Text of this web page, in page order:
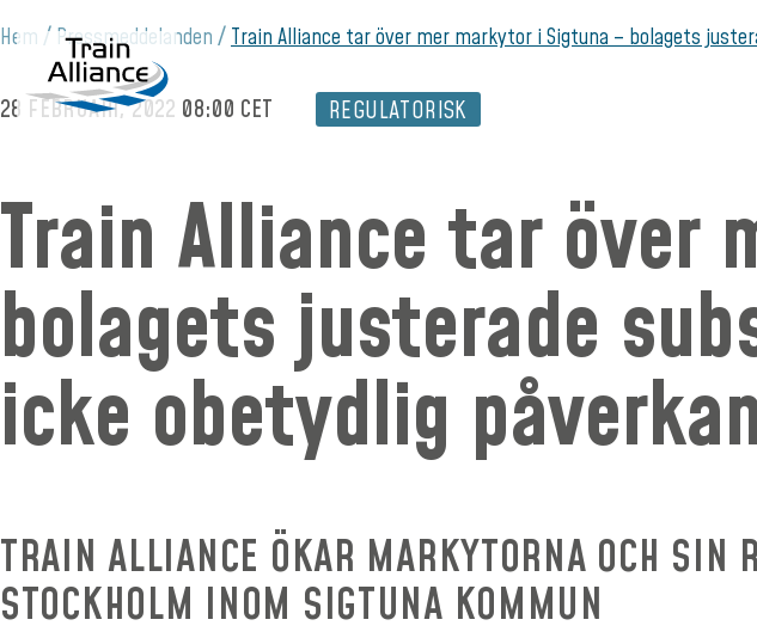
Hem Pressmeddelanden Train Alliance tar över mer markytor i Sigtuna – bolagets
28 FEBRUARI, 2022 08:00 CET REGULATORISK
Train Alliance tar över
bolagets justerade
icke obetydlig
TRAIN ALLIANCE ÖKAR MARKYTORNA OCH SIN
STOCKHOLM INOM SIGTUNA KOMMUN